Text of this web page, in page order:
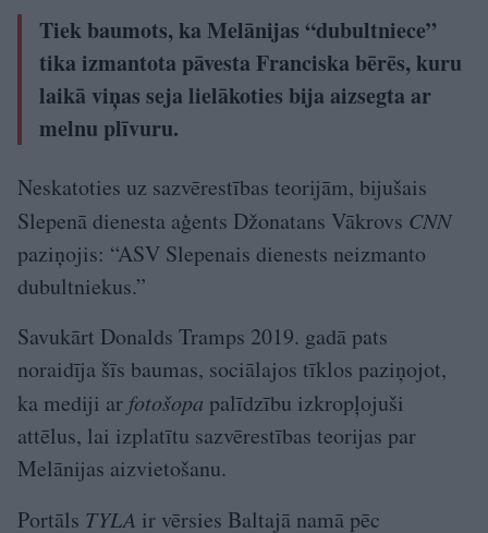
Tiek baumots, ka Melānijas “dubultniece”
tika izmantota pāvesta Franciska bērēs, kuru
laikā viņas seja lielākoties bija aizsegta ar
melnu plīvuru.
Neskatoties uz sazvērestības teorijām, bijušais
Slepenā dienesta aģents Džonatans Vākrovs CNN
paziņojis: “ASV Slepenais dienests neizmanto
dubultniekus.”
Savukārt Donalds Tramps 2019. gadā pats
noraidīja šīs baumas, sociālajos tīklos paziņojot,
ka mediji ar fotošopa palīdzību izkropļojuši
attēlus, lai izplatītu sazvērestības teorijas par
Melānijas aizvietošanu.
Portāls TYLA ir vērsies Baltajā namā pēc